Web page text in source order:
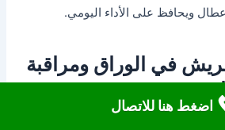
ويحافظ على الأداء اليومي.
في الوراق ومراقبة
اضغط هنا للاتصال